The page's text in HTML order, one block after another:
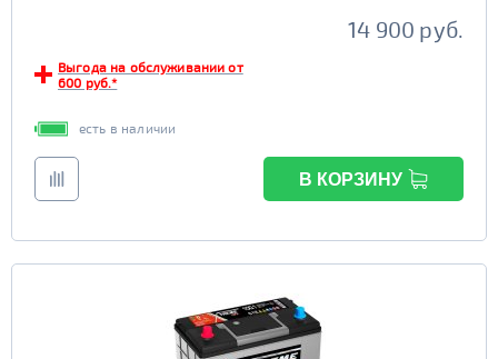
14 900 руб.
Выгода на обслуживании от
600 руб.*
есть в наличии
В КОРЗИНУ